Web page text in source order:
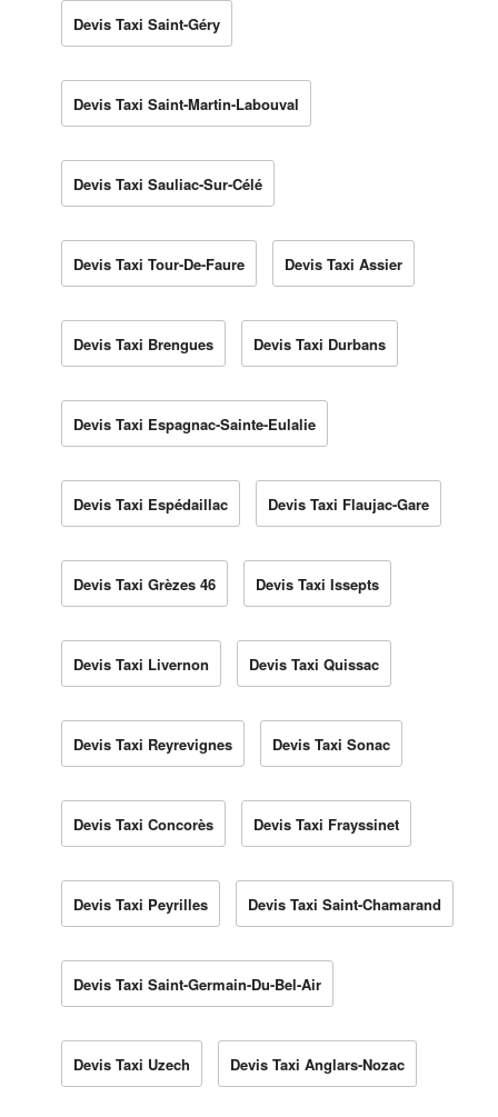
Devis Taxi Saint-Géry
Devis Taxi Saint-Martin-Labouval
Devis Taxi Sauliac-Sur-Célé
Devis Taxi Tour-De-Faure Devis Taxi Assier
Devis Taxi Brengues Devis Taxi Durbans
Devis Taxi Espagnac-Sainte-Eulalie
Devis Taxi Espédaillac Devis Taxi Flaujac-Gare
Devis Taxi Grèzes 46 Devis Taxi Issepts
Devis Taxi Livernon Devis Taxi Quissac
Devis Taxi Reyrevignes Devis Taxi Sonac
Devis Taxi Concorès Devis Taxi Frayssinet
Devis Taxi Peyrilles Devis Taxi Saint-Chamarand
Devis Taxi Saint-Germain-Du-Bel-Air
Devis Taxi Uzech Devis Taxi Anglars-Nozac